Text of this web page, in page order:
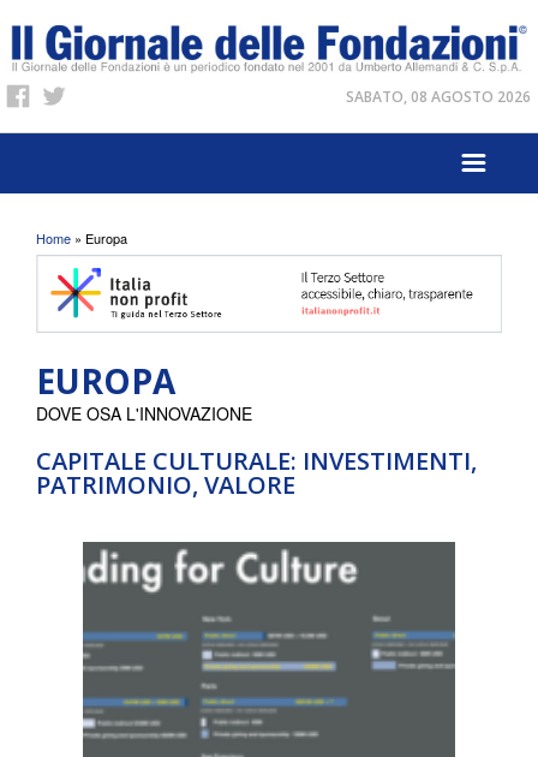
SABATO, 08 AGOSTO 2026
Tu sei qui
Home » Europa
EUROPA
CAPITALE CULTURALE: INVESTIMENTI,
PATRIMONIO, VALORE
DOVE OSA L'INNOVAZIONE